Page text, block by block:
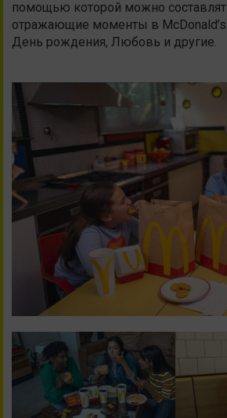
помощью которой можно
отражающие моменты в
День рождения, Любовь и другие.